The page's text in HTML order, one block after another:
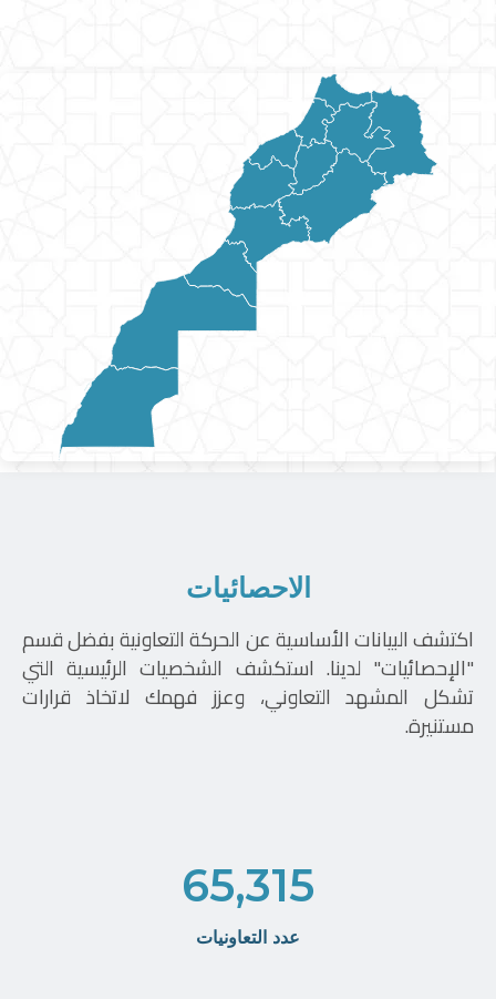
الاحصائيات
اكتشف البيانات الأساسية عن الحركة التعاونية بفضل قسم
"الإحصائيات" لدينا. استكشف الشخصيات الرئيسية التي
تشكل المشهد التعاوني، وعزز فهمك لاتخاذ قرارات
مستنيرة.
65,315
عدد التعاونيات